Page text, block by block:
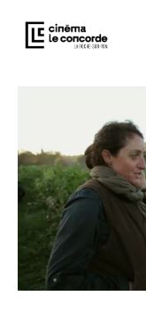
Entrez votre mot
(film,